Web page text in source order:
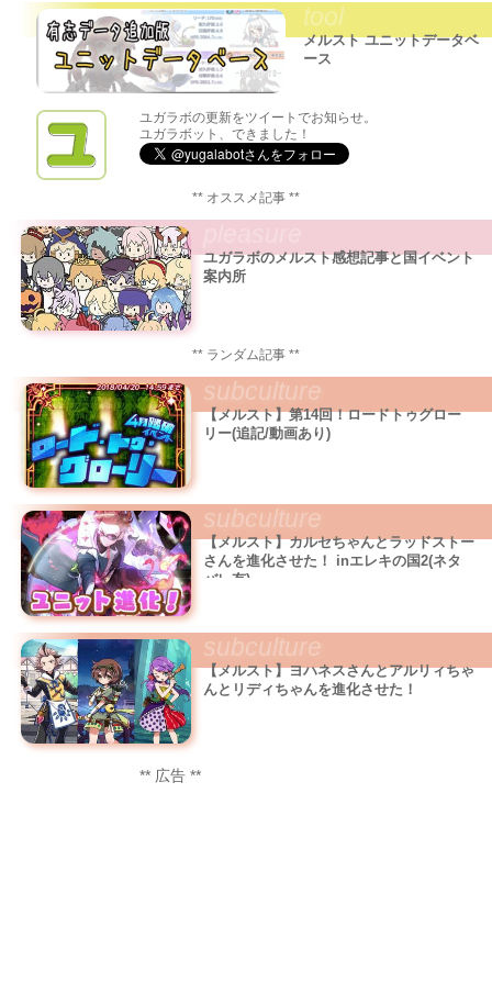
内
検
索:
tool
メルスト ユニットデータベ
ース
ユガラボの更新をツイートでお知らせ。
ユガラボット、できました！
** オススメ記事 **
ユガラボのメルスト感想記事と国イベント
案内所
** ランダム記事 **
subculture
【メルスト】第14回！ロードトゥグロー
リー(追記/動画あり)
subculture
【メルスト】カルセちゃんとラッドストー
さんを進化させた！ inエレキの国2(ネタ
バレ有)
subculture
【メルスト】ヨハネスさんとアルリィちゃ
んとリディちゃんを進化させた！
** 広告 **